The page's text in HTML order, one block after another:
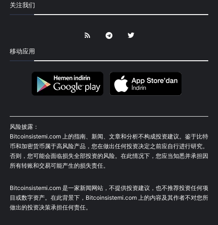
关注我们
移动应用
风险披露：
Bitcoinsistemi.com 上的指南、新闻、文章和分析不构成投资建议。鉴于比特
币和加密货币属于高风险产品，您在做出任何投资决定之前应自行进行研究。
否则，您可能会面临损失全部投资的风险。在此情况下，您应当知悉并承担因
所有转账和交易可能产生的损失责任。
Bitcoinsistemi.com 是一家新闻网站，不提供投资建议，也不推荐投资任何项
目或数字资产。在此背景下，Bitcoinsistemi.com 上的内容及其作者不对您所
做出的投资决策承担任何责任。